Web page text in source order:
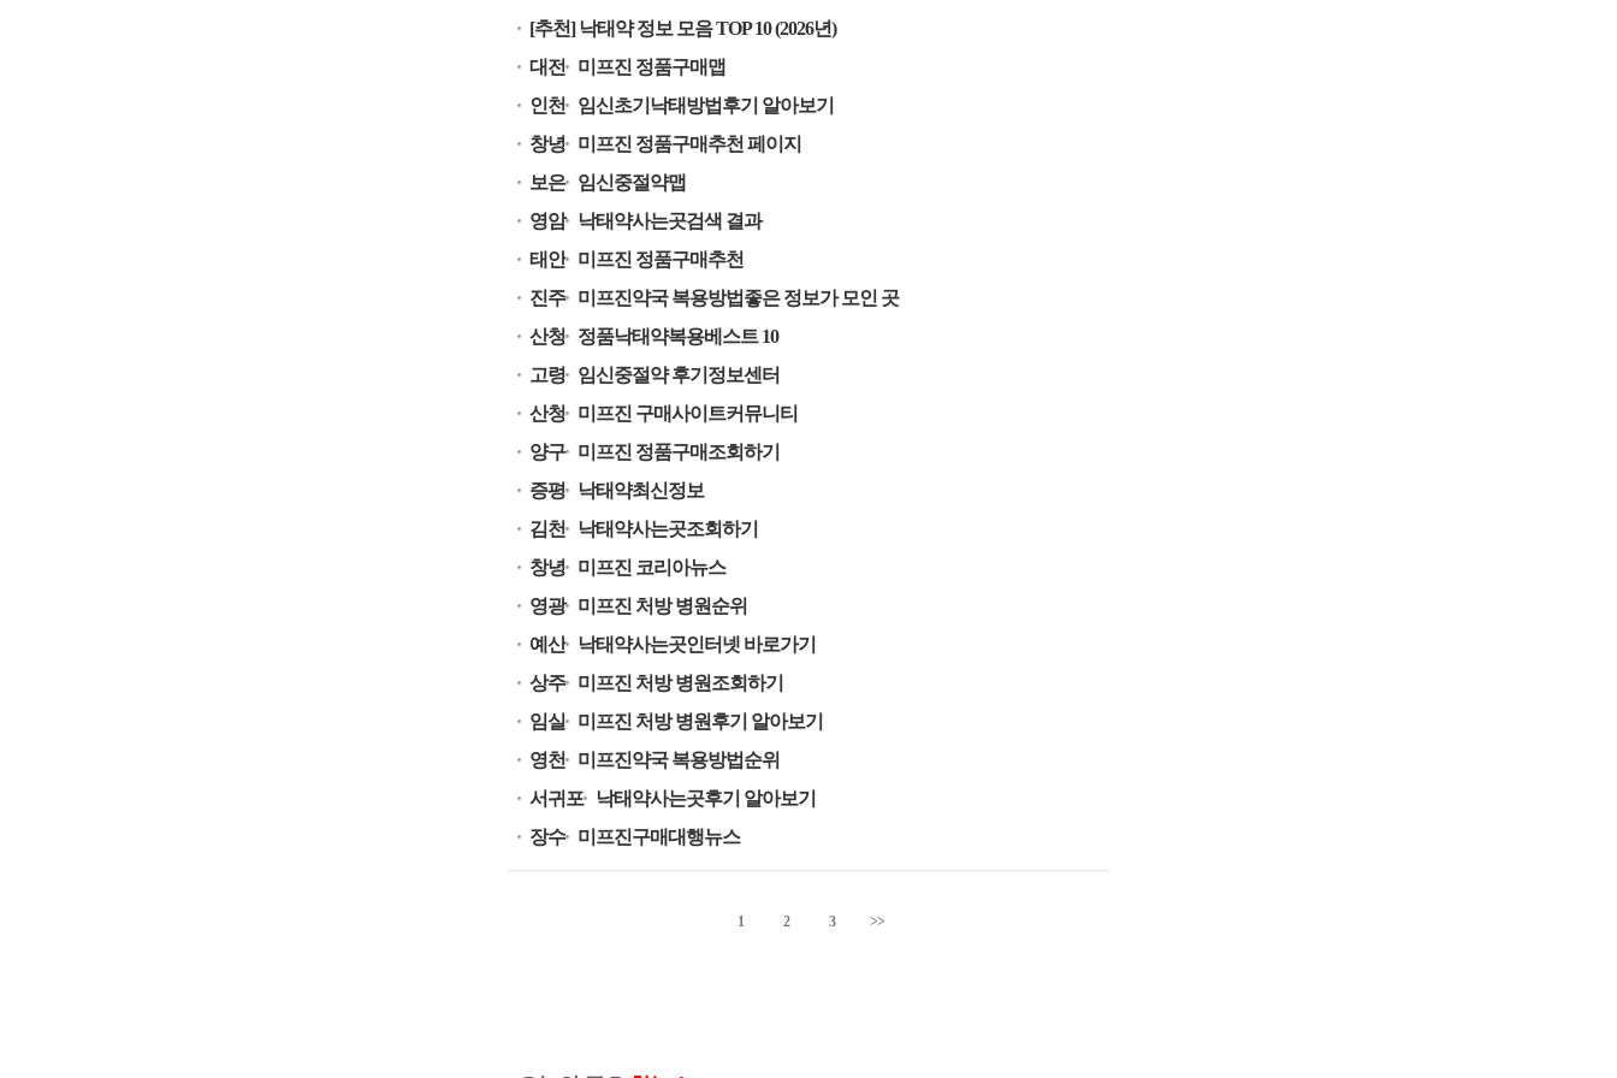
[추천] 낙태약 정보 모음 TOP 10 (2026년)
대전
미프진 정품구매맵
인천
임신초기낙태방법후기 알아보기
창녕
미프진 정품구매추천 페이지
보은
임신중절약맵
영암
낙태약사는곳검색 결과
태안
미프진 정품구매추천
진주
미프진약국 복용방법좋은 정보가 모인 곳
산청
정품낙태약복용베스트 10
고령
임신중절약 후기정보센터
산청
미프진 구매사이트커뮤니티
양구
미프진 정품구매조회하기
증평
낙태약최신정보
김천
낙태약사는곳조회하기
창녕
미프진 코리아뉴스
영광
미프진 처방 병원순위
예산
낙태약사는곳인터넷 바로가기
상주
미프진 처방 병원조회하기
임실
미프진 처방 병원후기 알아보기
영천
미프진약국 복용방법순위
서귀포
낙태약사는곳후기 알아보기
장수
미프진구매대행뉴스
1 2 3 >>